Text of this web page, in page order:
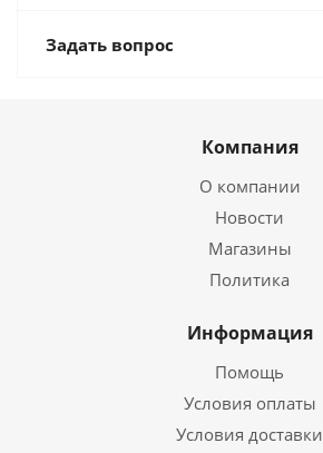
Задать вопрос
Компания
О компании
Новости
Магазины
Политика
Информация
Помощь
Условия оплаты
Условия доставки